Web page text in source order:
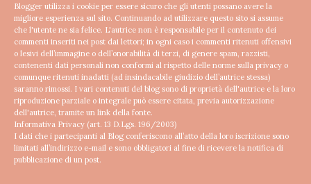
Blogger utilizza i cookie per essere sicuro che gli utenti possano avere la
migliore esperienza sul sito. Continuando ad utilizzare questo sito si assume
che l'utente ne sia felice. L'autrice non è responsabile per il contenuto dei
commenti inseriti nei post dai lettori; in ogni caso i commenti ritenuti offensivi
o lesivi dell’immagine o dell’onorabilità di terzi, di genere spam, razzisti,
contenenti dati personali non conformi al rispetto delle norme sulla privacy o
comunque ritenuti inadatti (ad insindacabile giudizio dell’autrice stessa)
saranno rimossi. I vari contenuti del blog sono di proprietà dell'autrice e la loro
riproduzione parziale o integrale può essere citata, previa autorizzazione
dell'autrice, tramite un link della fonte.
Informativa Privacy (art. 13 D.Lgs. 196/2003)
I dati che i partecipanti al Blog conferiscono all’atto della loro iscrizione sono
limitati all’indirizzo e-mail e sono obbligatori al fine di ricevere la notifica di
pubblicazione di un post.